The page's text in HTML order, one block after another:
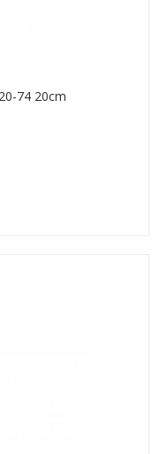
74 20cm